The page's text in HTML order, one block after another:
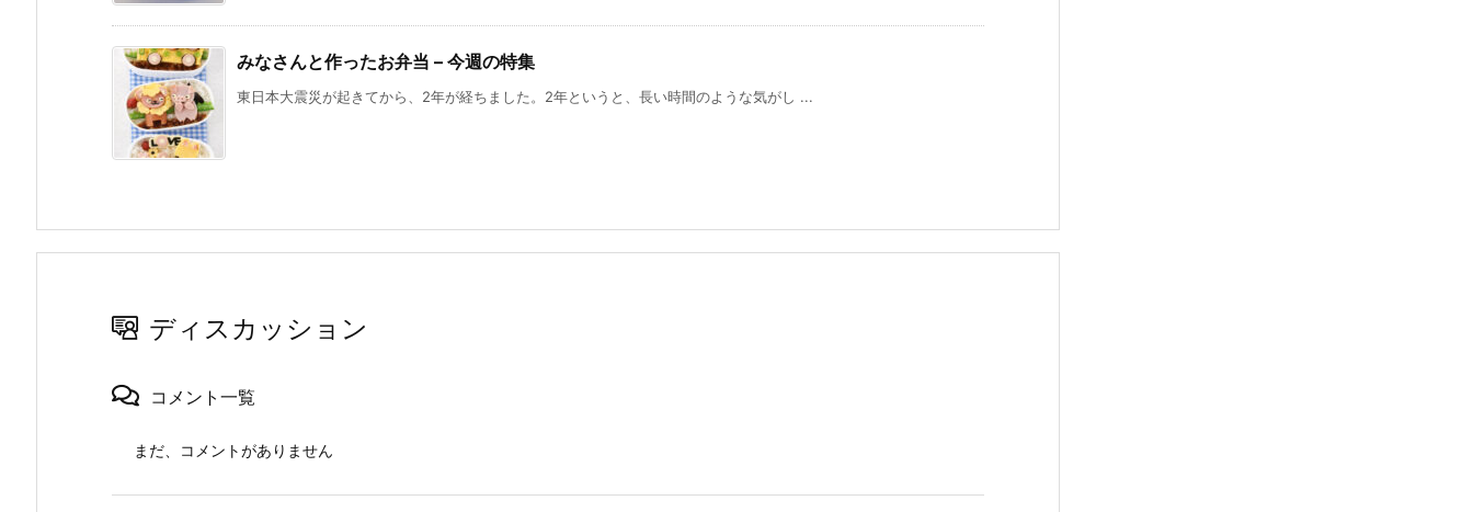
みなさんと作ったお弁当 – 今週の特集
東日本大震災が起きてから、2年が経ちました。2年というと、長い時間のような気がし ...
ディスカッション
コメント一覧
まだ、コメントがありません